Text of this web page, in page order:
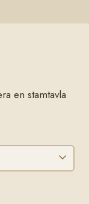
en stamtavla